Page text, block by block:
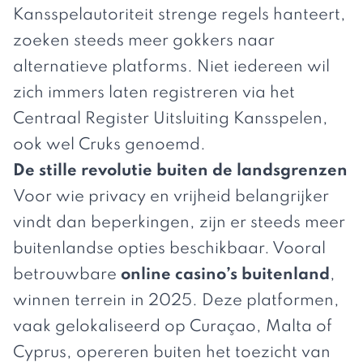
Kansspelautoriteit strenge regels hanteert,
zoeken steeds meer gokkers naar
alternatieve platforms. Niet iedereen wil
zich immers laten registreren via het
Centraal Register Uitsluiting Kansspelen,
ook wel Cruks genoemd.
De stille revolutie buiten de landsgrenzen
Voor wie privacy en vrijheid belangrijker
vindt dan beperkingen, zijn er steeds meer
buitenlandse opties beschikbaar. Vooral
betrouwbare online casino’s buitenland ,
winnen terrein in 2025. Deze platformen,
vaak gelokaliseerd op Curaçao, Malta of
Cyprus, opereren buiten het toezicht van